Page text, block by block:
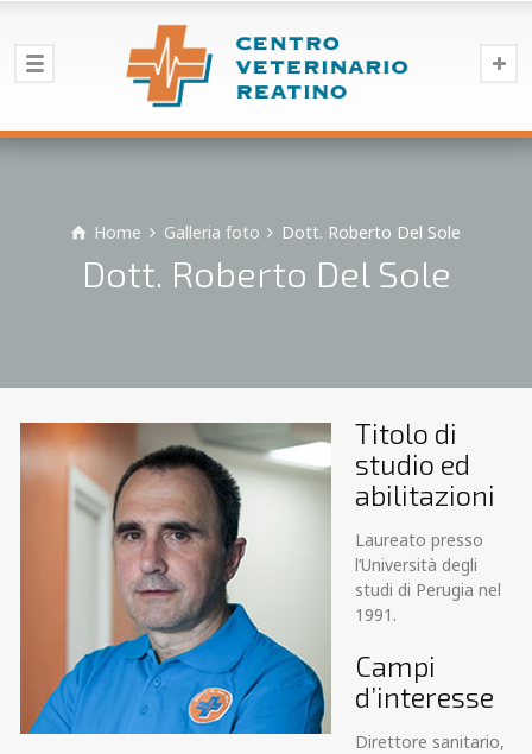
Home Galleria foto Dott. Roberto Del Sole
Dott. Roberto Del Sole
Titolo di
studio ed
abilitazioni
Laureato presso
l’Università degli
studi di Perugia nel
1991.
Campi
d’interesse
Direttore sanitario,